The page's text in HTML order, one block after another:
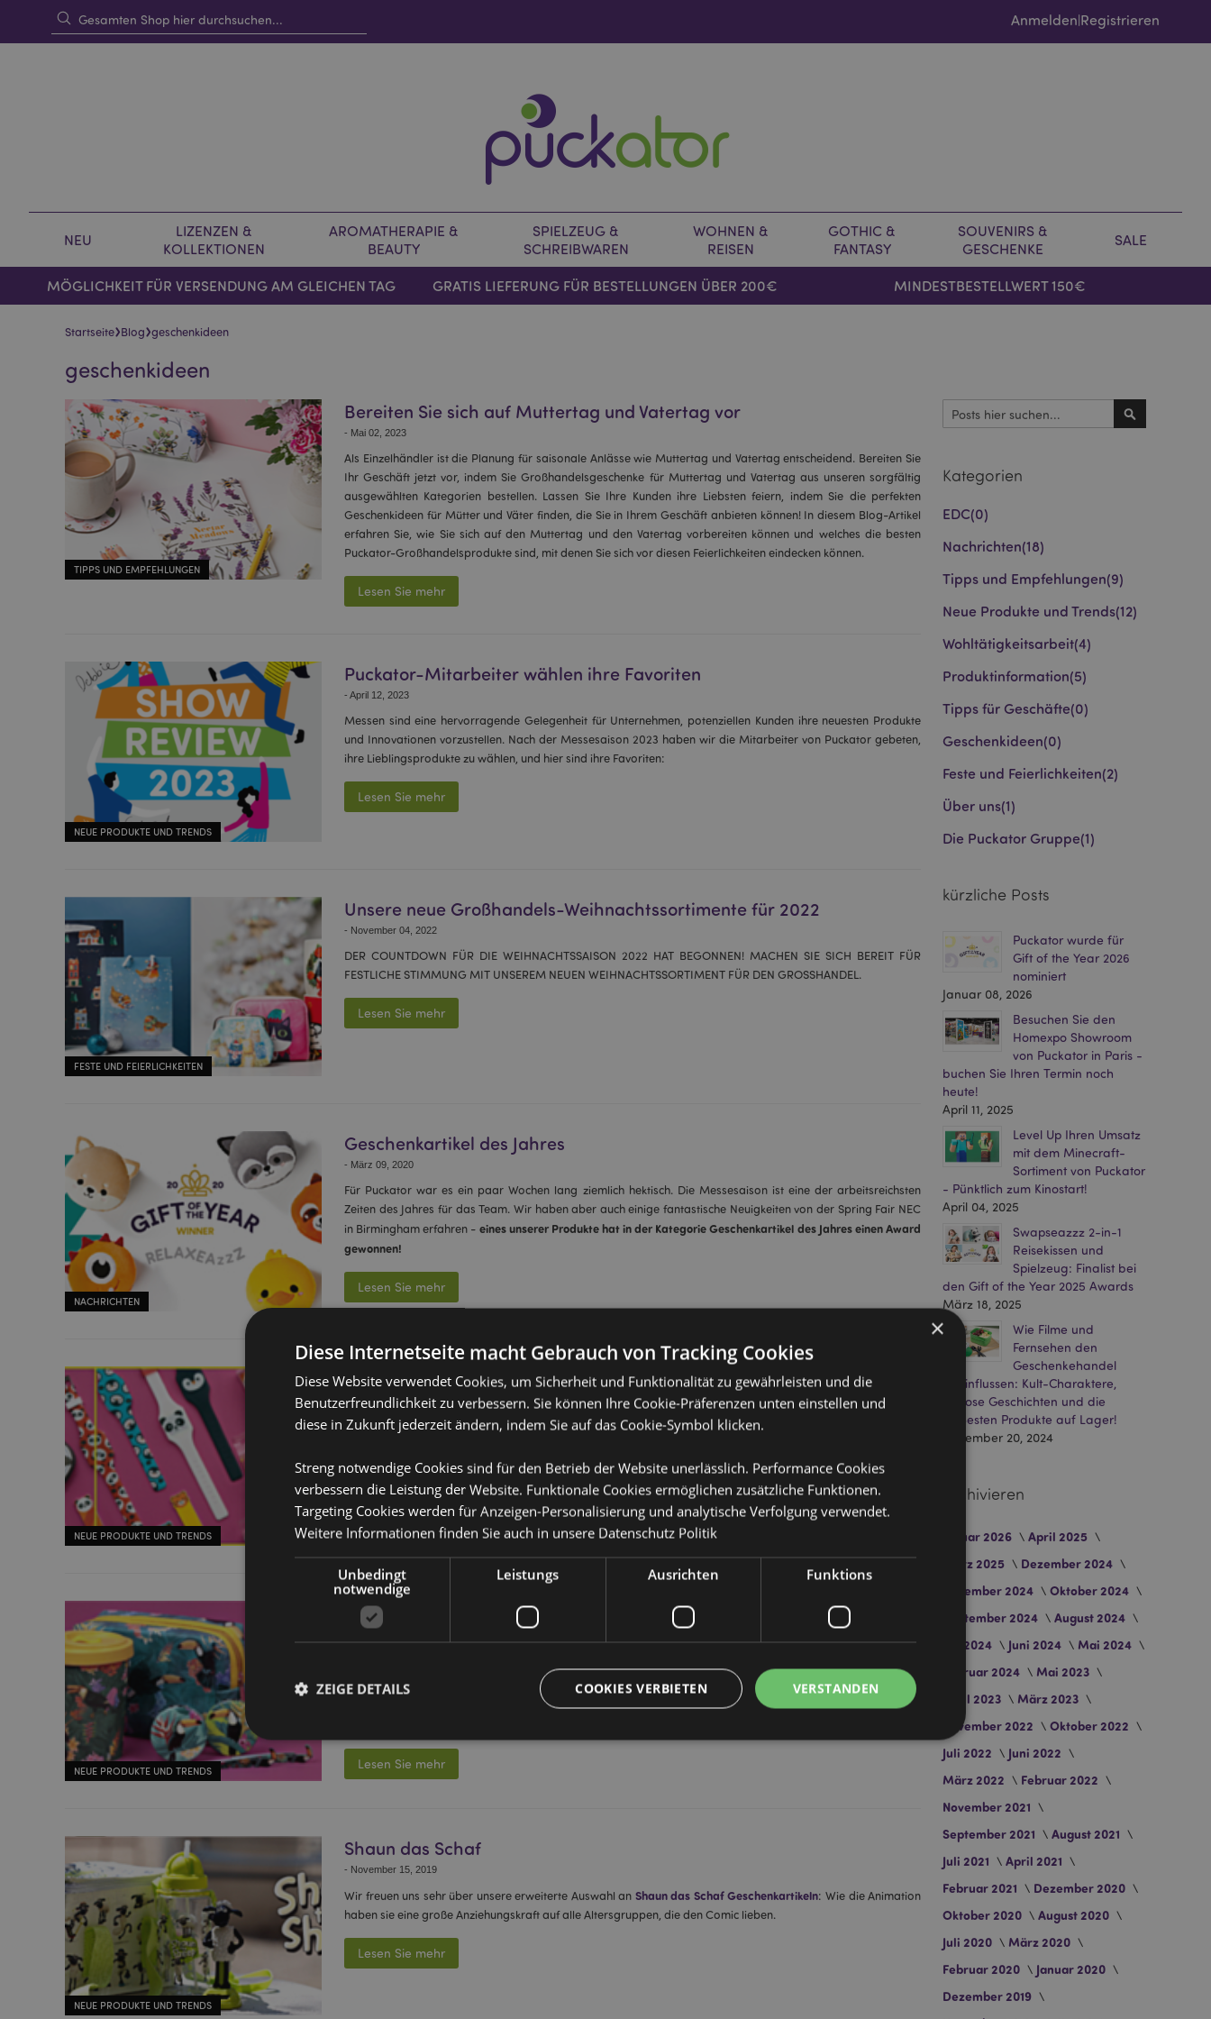
Anmelden|Registrieren
NEU
LIZENZEN &
KOLLEKTIONEN
AROMATHERAPIE &
BEAUTY
SPIELZEUG &
SCHREIBWAREN
WOHNEN &
REISEN
GOTHIC &
FANTASY
SOUVENIRS &
GESCHENKE
SALE
MÖGLICHKEIT FÜR VERSENDUNG AM GLEICHEN TAG GRATIS LIEFERUNG FÜR BESTELLUNGEN ÜBER 200€ MINDESTBESTELLWERT 150€
Startseite›Blog›geschenkideen
geschenkideen
TIPPS UND EMPFEHLUNGEN
Bereiten Sie sich auf Muttertag und Vatertag vor
- Mai 02, 2023
Als Einzelhändler ist die Planung für saisonale Anlässe wie Muttertag und Vatertag entscheidend. Bereiten Sie
Ihr Geschäft jetzt vor, indem Sie Großhandelsgeschenke für Muttertag und Vatertag aus unseren sorgfältig
ausgewählten Kategorien bestellen. Lassen Sie Ihre Kunden ihre Liebsten feiern, indem Sie die perfekten
Geschenkideen für Mütter und Väter finden, die Sie in Ihrem Geschäft anbieten können! In diesem Blog-Artikel
erfahren Sie, wie Sie sich auf den Muttertag und den Vatertag vorbereiten können und welches die besten
Puckator-Großhandelsprodukte sind, mit denen Sie sich vor diesen Feierlichkeiten eindecken können.
Lesen Sie mehr
NEUE PRODUKTE UND TRENDS
Puckator-Mitarbeiter wählen ihre Favoriten
- April 12, 2023
Messen sind eine hervorragende Gelegenheit für Unternehmen, potenziellen Kunden ihre neuesten Produkte
und Innovationen vorzustellen. Nach der Messesaison 2023 haben wir die Mitarbeiter von Puckator gebeten,
ihre Lieblingsprodukte zu wählen, und hier sind ihre Favoriten:
Lesen Sie mehr
FESTE UND FEIERLICHKEITEN
Unsere neue Großhandels-Weihnachtssortimente für 2022
- November 04, 2022
DER COUNTDOWN FÜR DIE WEIHNACHTSSAISON 2022 HAT BEGONNEN! MACHEN SIE SICH BEREIT FÜR
FESTLICHE STIMMUNG MIT UNSEREM NEUEN WEIHNACHTSSORTIMENT FÜR DEN GROSSHANDEL.
Lesen Sie mehr
NACHRICHTEN
Geschenkartikel des Jahres
- März 09, 2020
Für Puckator war es ein paar Wochen lang ziemlich hektisch. Die Messesaison ist eine der arbeitsreichsten
Zeiten des Jahres für das Team. Wir haben aber auch einige fantastische Neuigkeiten von der Spring Fair NEC
in Birmingham erfahren - eines unserer Produkte hat in der Kategorie Geschenkartikel des Jahres einen Award
gewonnen!
Lesen Sie mehr
NEUE PRODUKTE UND TRENDS
Bringen Sie etwas Kawaii-Anziehung in Ihr Leben mit Puckator's
Cutiemals!
-März 03, 2020
orientiert, umein Sortiment mitTiermotivenzu kreieren,das alle Altersgruppen anspricht.
Lesen Sie mehr
NEUE PRODUKTE UND TRENDS
Toucan Party-Kollektion
hin zum Laufsteg wird der Regenwald mit seinen Blattdrucken, satten Grüntönen, Blaugrün und Korallfarben
bis in den Frühling und Sommer 2020 hinein beliebt bleiben.
Lesen Sie mehr
NEUE PRODUKTE UND TRENDS
Shaun das Schaf
- November 15, 2019
Wir freuen uns sehr über unsere erweiterte Auswahl an Shaun das Schaf Geschenkartikeln: Wie die Animation
haben sie eine große Anziehungskraft auf alle Altersgruppen, die den Comic lieben.
Lesen Sie mehr
Suchen
Kategorien
EDC(0)
Nachrichten(18)
Tipps und Empfehlungen(9)
Neue Produkte und Trends(12)
Wohltätigkeitsarbeit(4)
Produktinformation(5)
Tipps für Geschäfte(0)
Geschenkideen(0)
Feste und Feierlichkeiten(2)
Über uns(1)
Die Puckator Gruppe(1)
kürzliche Posts
Puckator wurde für
Gift of the Year 2026
nominiert
Januar 08, 2026
Besuchen Sie den
Homexpo Showroom
von Puckator in Paris -
buchen Sie Ihren Termin noch
heute!
April 11, 2025
Level Up Ihren Umsatz
mit dem Minecraft-
Sortiment von Puckator
- Pünktlich zum Kinostart!
April 04, 2025
Swapseazzz 2-in-1
Reisekissen und
Spielzeug: Finalist bei
den Gift of the Year 2025 Awards
März 18, 2025
Wie Filme und
Fernsehen den
Geschenkehandel
beeinflussen: Kult-Charaktere,
zeitlose Geschichten und die
heißesten Produkte auf Lager!
Dezember 20, 2024
Archivieren
Januar 2026
April 2025
März 2025
Dezember 2024
November 2024
Oktober 2024
September 2024
August 2024
Juli 2024
Juni 2024
Mai 2024
Februar 2024
Mai 2023
April 2023
März 2023
November 2022
Oktober 2022
Juli 2022
Juni 2022
März 2022
Februar 2022
November 2021
September 2021
August 2021
Juli 2021
April 2021
Februar 2021
Dezember 2020
Oktober 2020
August 2020
Juli 2020
März 2020
Februar 2020
Januar 2020
Dezember 2019
×
Diese Internetseite macht Gebrauch von Tracking Cookies
Diese Website verwendet Cookies, um Sicherheit und Funktionalität zu gewährleisten und die
Benutzerfreundlichkeit zu verbessern. Sie können Ihre Cookie-Präferenzen unten einstellen und
diese in Zukunft jederzeit ändern, indem Sie auf das Cookie-Symbol klicken.
Streng notwendige Cookies sind für den Betrieb der Website unerlässlich. Performance Cookies
verbessern die Leistung der Website. Funktionale Cookies ermöglichen zusätzliche Funktionen.
Targeting Cookies werden für Anzeigen-Personalisierung und analytische Verfolgung verwendet.
Weitere Informationen finden Sie auch in unsere Datenschutz Politik
Unbedingt
notwendige
Leistungs Ausrichten Funktions
VERSTANDEN
COOKIES VERBIETEN
ZEIGE DETAILS
Unbedingt notwendige
CookieScriptConsent
CookieScript
1 Monat
Dieses Cookie wird vom Cookie-Script.com-Dienst
verwendet, um die Einwilligungseinstellungen für
Besucher-Cookies zu speichern. Das Cookie-Banner
mage-cache-storage-section-